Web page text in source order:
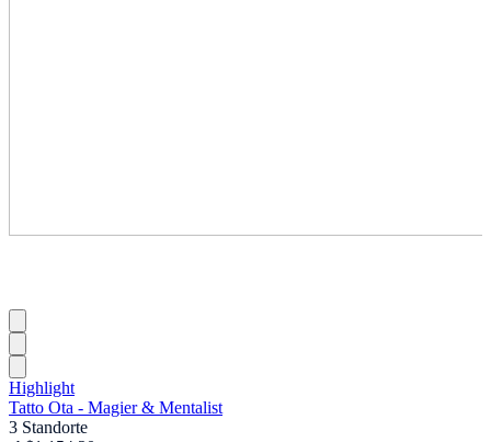
Highlight
Tatto Ota - Magier & Mentalist
3 Standorte